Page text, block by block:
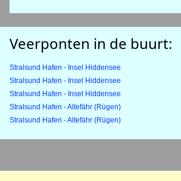
Veerponten in de buurt:
Stralsund Hafen - Insel Hiddensee
Stralsund Hafen - Insel Hiddensee
Stralsund Hafen - Insel Hiddensee
Stralsund Hafen - Altefähr (Rügen)
Stralsund Hafen - Altefähr (Rügen)